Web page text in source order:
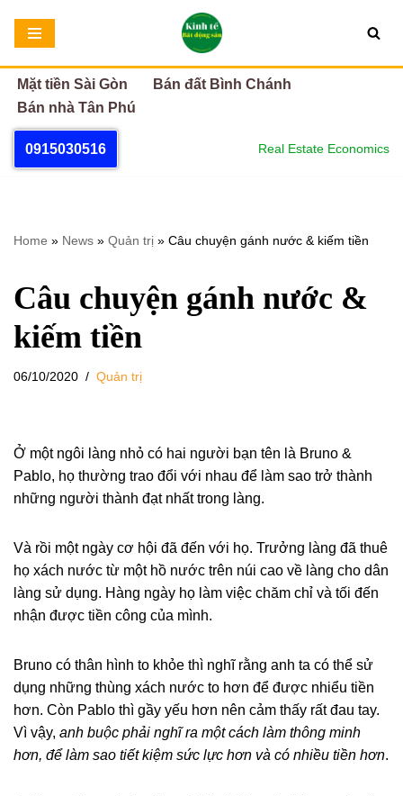
Chuyển
tới
nội
dung
Mặt tiền Sài Gòn
Bán đất Bình Chánh
Bán nhà Tân Phú
0915030516 Real Estate Economics
Home » News » Quản trị » Câu chuyện gánh nước & kiếm tiền
Câu chuyện gánh nước &
kiếm tiền
06/10/2020 Quản trị
Ở một ngôi làng nhỏ có hai người bạn tên là Bruno &
Pablo, họ thường trao đổi với nhau để làm sao trở thành
những người thành đạt nhất trong làng.
Và rồi một ngày cơ hội đã đến với họ. Trưởng làng đã thuê
họ xách nước từ một hồ nước trên núi cao về làng cho dân
làng sử dụng. Hàng ngày họ làm việc chăm chỉ và tối đến
nhận được tiền công của mình.
Bruno có thân hình to khỏe thì nghĩ rằng anh ta có thể sử
dụng những thùng xách nước to hơn để được nhiểu tiền
hơn. Còn Pablo thì gầy yếu hơn nên cảm thấy rất đau tay.
Vì vậy, anh buộc phải nghĩ ra một cách làm thông minh
hơn, để làm sao tiết kiệm sức lực hơn và có nhiều tiền hơn.